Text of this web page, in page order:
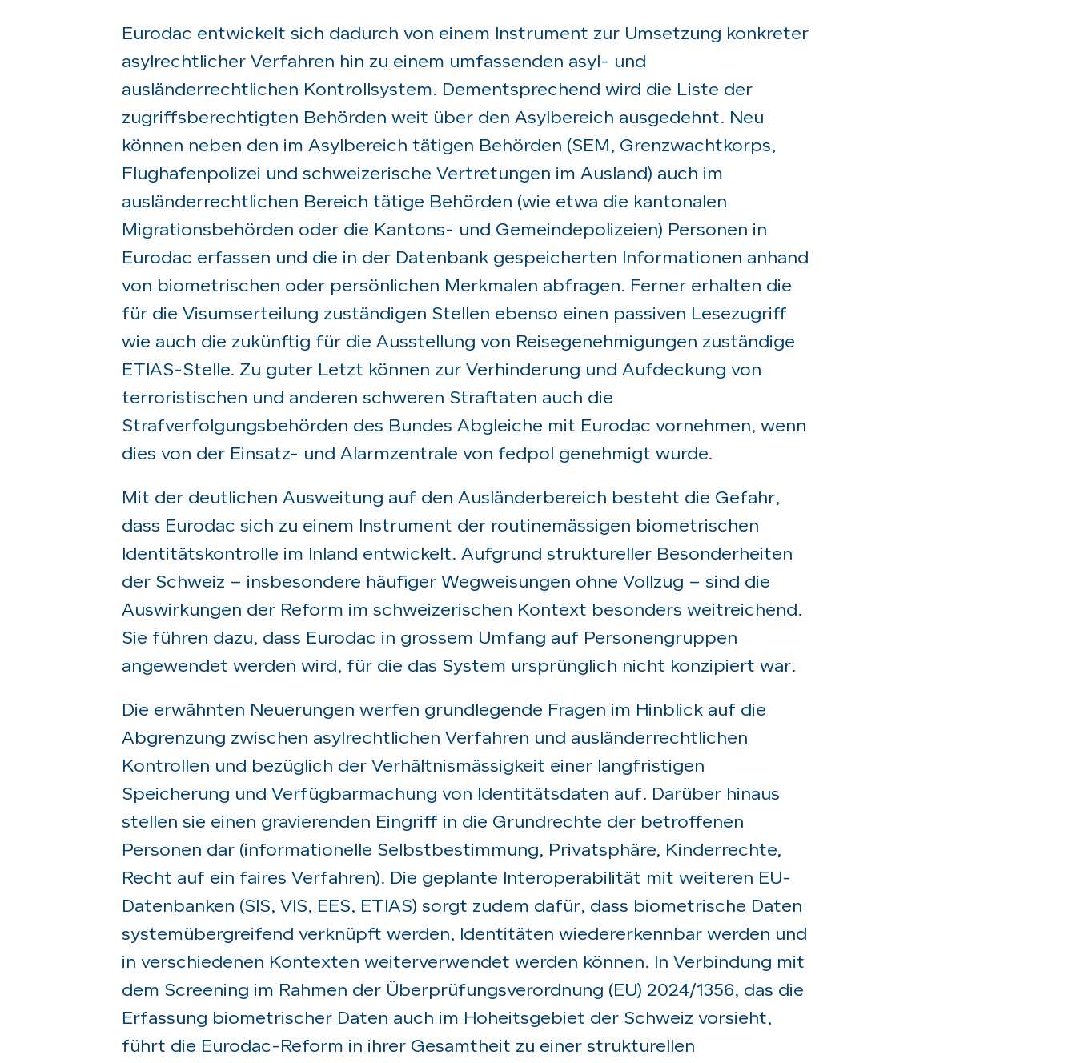
Eurodac entwickelt sich dadurch von einem Instrument zur Umsetzung konkreter
asylrechtlicher Verfahren hin zu einem umfassenden asyl- und
ausländerrechtlichen Kontrollsystem. Dementsprechend wird die Liste der
zugriffsberechtigten Behörden weit über den Asylbereich ausgedehnt. Neu
können neben den im Asylbereich tätigen Behörden (SEM, Grenzwachtkorps,
Flughafenpolizei und schweizerische Vertretungen im Ausland) auch im
ausländerrechtlichen Bereich tätige Behörden (wie etwa die kantonalen
Migrationsbehörden oder die Kantons- und Gemeindepolizeien) Personen in
Eurodac erfassen und die in der Datenbank gespeicherten Informationen anhand
von biometrischen oder persönlichen Merkmalen abfragen. Ferner erhalten die
für die Visumserteilung zuständigen Stellen ebenso einen passiven Lesezugriff
wie auch die zukünftig für die Ausstellung von Reisegenehmigungen zuständige
ETIAS-Stelle. Zu guter Letzt können zur Verhinderung und Aufdeckung von
terroristischen und anderen schweren Straftaten auch die
Strafverfolgungsbehörden des Bundes Abgleiche mit Eurodac vornehmen, wenn
dies von der Einsatz- und Alarmzentrale von fedpol genehmigt wurde.
Mit der deutlichen Ausweitung auf den Ausländerbereich besteht die Gefahr,
dass Eurodac sich zu einem Instrument der routinemässigen biometrischen
Identitätskontrolle im Inland entwickelt. Aufgrund struktureller Besonderheiten
der Schweiz – insbesondere häufiger Wegweisungen ohne Vollzug – sind die
Auswirkungen der Reform im schweizerischen Kontext besonders weitreichend.
Sie führen dazu, dass Eurodac in grossem Umfang auf Personengruppen
angewendet werden wird, für die das System ursprünglich nicht konzipiert war.
Die erwähnten Neuerungen werfen grundlegende Fragen im Hinblick auf die
Abgrenzung zwischen asylrechtlichen Verfahren und ausländerrechtlichen
Kontrollen und bezüglich der Verhältnismässigkeit einer langfristigen
Speicherung und Verfügbarmachung von Identitätsdaten auf. Darüber hinaus
stellen sie einen gravierenden Eingriff in die Grundrechte der betroffenen
Personen dar (informationelle Selbstbestimmung, Privatsphäre, Kinderrechte,
Recht auf ein faires Verfahren). Die geplante Interoperabilität mit weiteren EU-
Datenbanken (SIS, VIS, EES, ETIAS) sorgt zudem dafür, dass biometrische Daten
systemübergreifend verknüpft werden, Identitäten wiedererkennbar werden und
in verschiedenen Kontexten weiterverwendet werden können. In Verbindung mit
dem Screening im Rahmen der Überprüfungsverordnung (EU) 2024/1356, das die
Erfassung biometrischer Daten auch im Hoheitsgebiet der Schweiz vorsieht,
führt die Eurodac-Reform in ihrer Gesamtheit zu einer strukturellen